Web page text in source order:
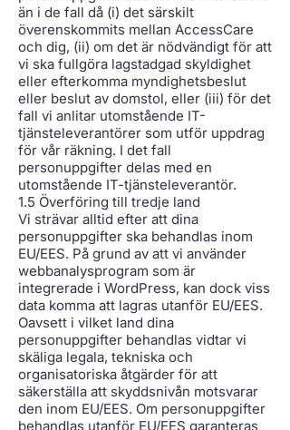
än i de fall då (i) det särskilt
överenskommits mellan AccessCare
och dig, (ii) om det är nödvändigt för att
vi ska fullgöra lagstadgad skyldighet
eller efterkomma myndighetsbeslut
eller beslut av domstol, eller (iii) för det
fall vi anlitar utomstående IT-
tjänsteleverantörer som utför uppdrag
för vår räkning. I det fall
personuppgifter delas med en
utomstående IT-tjänsteleverantör.
1.5 Överföring till tredje land
Vi strävar alltid efter att dina
personuppgifter ska behandlas inom
EU/EES. På grund av att vi använder
webbanalysprogram som är
integrerade i WordPress, kan dock viss
data komma att lagras utanför EU/EES.
Oavsett i vilket land dina
personuppgifter behandlas vidtar vi
skäliga legala, tekniska och
organisatoriska åtgärder för att
säkerställa att skyddsnivån motsvarar
den inom EU/EES. Om personuppgifter
behandlas utanför EU/EES garanteras